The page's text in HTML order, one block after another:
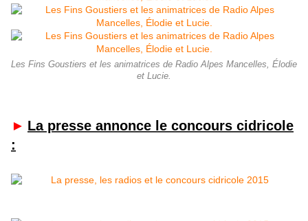
Les Fins Goustiers et les animatrices de Radio Alpes Mancelles, Élodie
et Lucie.
► La presse annonce le concours cidricole
: